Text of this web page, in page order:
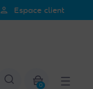
person Espace client
Afficher la
0